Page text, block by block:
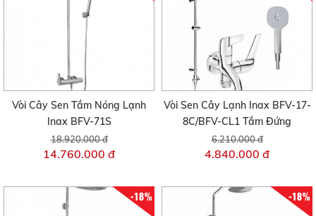
Vòi Cây Sen Tắm Nóng Lạnh
Inax BFV-71S
18.920.000 đ
14.760.000 đ
Vòi Sen Cây Lạnh Inax BFV-17-
8C/BFV-CL1 Tắm Đứng
6.210.000 đ
4.840.000 đ
-18% -18%